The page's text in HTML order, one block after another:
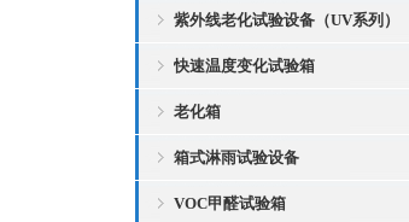
紫外线老化试验设备（UV系列）
快速温度变化试验箱
老化箱
箱式淋雨试验设备
VOC甲醛试验箱